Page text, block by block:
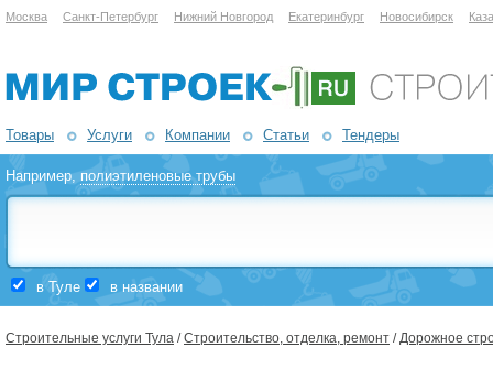
Москва Санкт-Петербург Нижний Новгород Екатеринбург Новосибирск
Товары Услуги Компании Статьи Тендеры
Например,полиэтиленовые трубы
в Туле в названии
Строительные услуги Тула /Строительство, отделка, ремонт /Дорожное